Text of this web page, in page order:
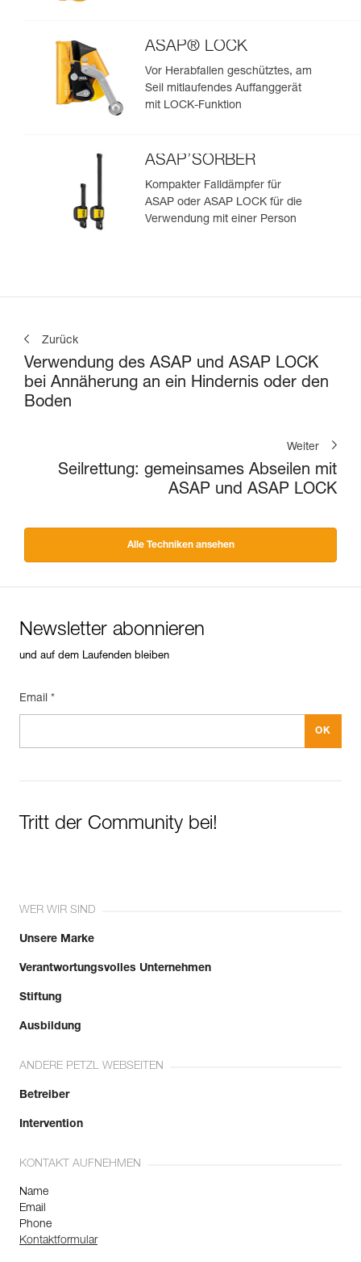
ASAP® LOCK
Vor Herabfallen geschütztes, am
Seil mitlaufendes Auffanggerät
mit LOCK-Funktion
ASAP’SORBER
Kompakter Falldämpfer für
ASAP oder ASAP LOCK für die
Verwendung mit einer Person
Zurück
Verwendung des ASAP und ASAP LOCK
bei Annäherung an ein Hindernis oder den
Boden
Weiter
Seilrettung: gemeinsames Abseilen mit
ASAP und ASAP LOCK
Alle Techniken ansehen
Newsletter abonnieren
und auf dem Laufenden bleiben
Email *
Tritt der Community bei!
WER WIR SIND
Unsere Marke
Verantwortungsvolles Unternehmen
Stiftung
Ausbildung
ANDERE PETZL WEBSEITEN
Betreiber
Intervention
KONTAKT AUFNEHMEN
Name
Email
Phone
Kontaktformular